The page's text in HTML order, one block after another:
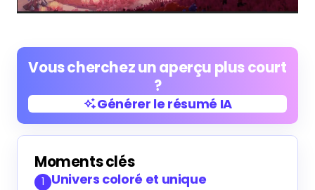
Vous cherchez un aperçu plus court
?
Générer le résumé IA
Générer le résumé IA
Moments clés
1 Univers coloré et unique